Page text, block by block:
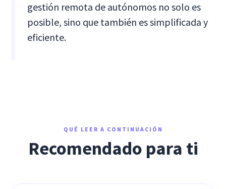
gestión remota de autónomos no solo es
posible, sino que también es simplificada y
eficiente.
QUÉ LEER A CONTINUACIÓN
Recomendado para ti